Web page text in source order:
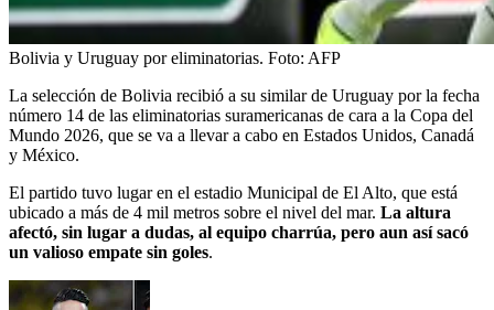
Bolivia y Uruguay por eliminatorias. Foto: AFP
La selección de Bolivia recibió a su similar de Uruguay por la fecha
número 14 de las eliminatorias suramericanas de cara a la Copa del
Mundo 2026, que se va a llevar a cabo en Estados Unidos, Canadá
y México.
El partido tuvo lugar en el estadio Municipal de El Alto, que está
ubicado a más de 4 mil metros sobre el nivel del mar. La altura
afectó, sin lugar a dudas, al equipo charrúa, pero aun así sacó
un valioso empate sin goles.